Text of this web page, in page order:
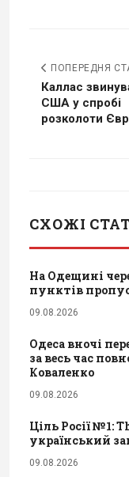
ПОПЕРЕДНЯ
Каллас
США у спробі
розколоти
СХОЖІ
На Одещині
пунктів
09.08.2026
Одеса вночі
за весь час
Коваленко
09.08.2026
Ціль Росії №1:
український
09.08.2026